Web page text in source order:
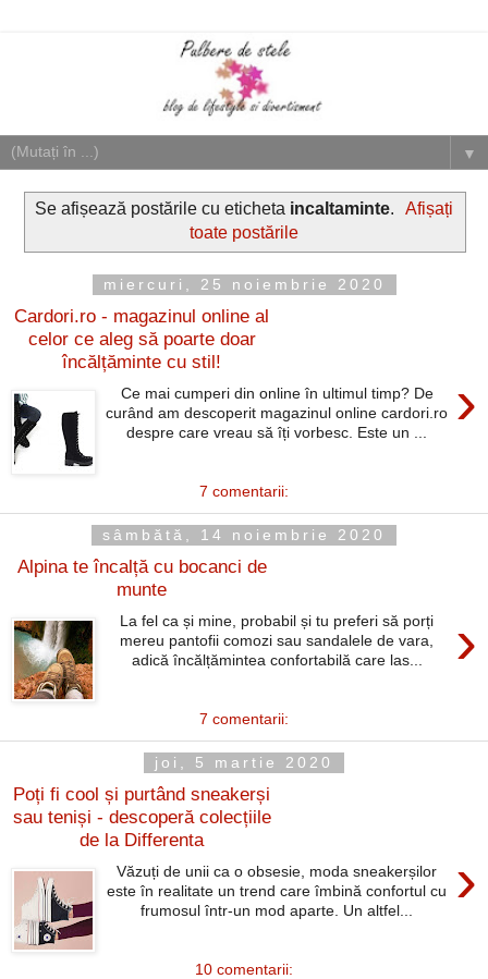
▼
Se afișează postările cu eticheta incaltaminte.
Afișați
toate postările
miercuri, 25 noiembrie 2020
Cardori.ro - magazinul online al
celor ce aleg să poarte doar
încălțăminte cu stil!
›
Ce mai cumperi din online în ultimul timp? De
curând am descoperit magazinul online cardori.ro
despre care vreau să îți vorbesc. Este un ...
7 comentarii:
sâmbătă, 14 noiembrie 2020
Alpina te încalță cu bocanci de
munte
›
La fel ca și mine, probabil și tu preferi să porți
mereu pantofii comozi sau sandalele de vara,
adică încălțămintea confortabilă care las...
7 comentarii:
joi, 5 martie 2020
Poți fi cool și purtând sneakerși
sau teniși - descoperă colecțiile
de la Differenta
›
Văzuți de unii ca o obsesie, moda sneakerșilor
este în realitate un trend care îmbină confortul cu
frumosul într-un mod aparte. Un altfel...
10 comentarii: